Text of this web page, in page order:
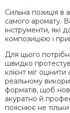
Сильна позиція в
самого аромату.
інструменти, які
композицією і
Для цього
швидко
клієнт міг
реальному
форматів, щоб
акуратно й
пояснює не